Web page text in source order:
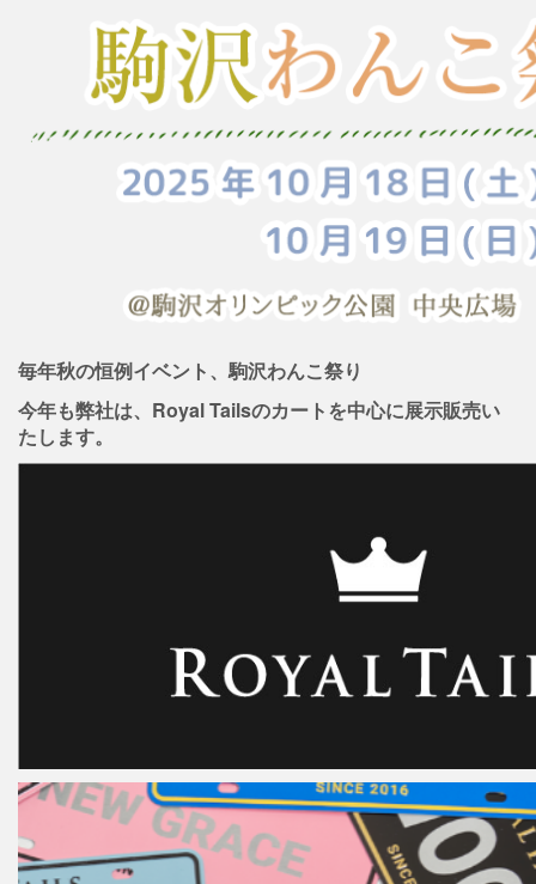
毎年秋の恒例イベント、駒沢わんこ祭り
今年も弊社は、Royal Tailsのカートを中心に展示販売い
たします。